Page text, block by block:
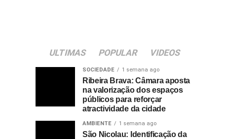
ULTIMAS POPULAR VIDEOS
SOCIEDADE 1 semana ago
Ribeira Brava: Câmara aposta
na valorização dos espaços
públicos para reforçar
atractividade da cidade
AMBIENTE 1 semana ago
São Nicolau: Identificação da